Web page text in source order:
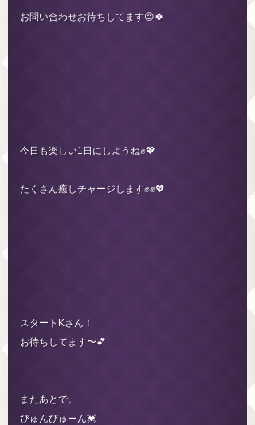
お問い合わせお待ちしてます😌🍀
今日も楽しい1日にしようね✊💖
たくさん癒しチャージします✊✊💖
スタートKさん！
お待ちしてます〜💕
またあとで。
びゅんびゅーん💓